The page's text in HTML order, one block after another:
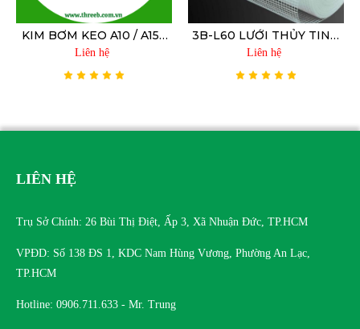
KIM BƠM KEO A10 / A15 /
A20 / C8 / C10
Liên hệ
3B-L60 LƯỚI THỦY TINH
GIA CỐ BỀ MẶT
Liên hệ
LIÊN HỆ
Trụ Sở Chính: 26 Bùi Thị Điệt, Ấp 3, Xã Nhuận Đức, TP.HCM
VPĐD: Số 138 ĐS 1, KDC Nam Hùng Vương, Phường An Lạc,
TP.HCM
Hotline: 0906.711.633 - Mr. Trung